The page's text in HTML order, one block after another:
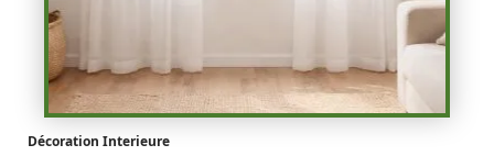
Décoration Interieure